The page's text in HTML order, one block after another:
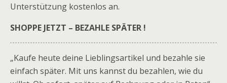
Unterstützung kostenlos an.
SHOPPE JETZT – BEZAHLE SPÄTER !
„Kaufe heute deine Lieblingsartikel und bezahle sie
einfach später. Mit uns kannst du bezahlen, wie du